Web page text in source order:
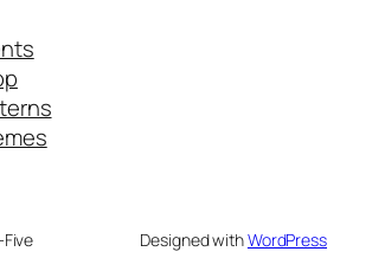
Designed withWordPress